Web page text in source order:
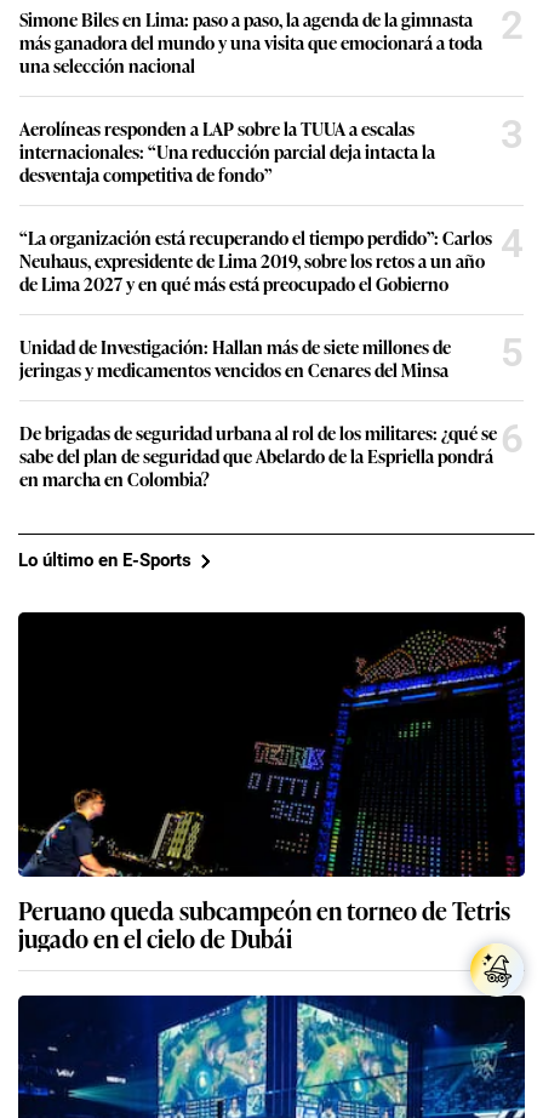
Simone Biles en Lima: paso a paso, la agenda de la gimnasta
más ganadora del mundo y una visita que emocionará a toda
una selección nacional
2
Aerolíneas responden a LAP sobre la TUUA a escalas
internacionales: “Una reducción parcial deja intacta la
desventaja competitiva de fondo”
3
“La organización está recuperando el tiempo perdido”: Carlos
Neuhaus, expresidente de Lima 2019, sobre los retos a un año
de Lima 2027 y en qué más está preocupado el Gobierno
4
Unidad de Investigación: Hallan más de siete millones de
jeringas y medicamentos vencidos en Cenares del Minsa
5
De brigadas de seguridad urbana al rol de los militares: ¿qué se
sabe del plan de seguridad que Abelardo de la Espriella pondrá
en marcha en Colombia?
6
Lo último en E-Sports
Peruano queda subcampeón en torneo de Tetris
jugado en el cielo de Dubái